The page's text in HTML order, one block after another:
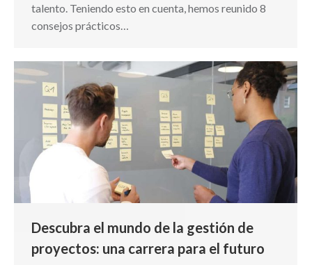
talento. Teniendo esto en cuenta, hemos reunido 8
consejos prácticos…
Descubra el mundo de la gestión de
proyectos: una carrera para el futuro